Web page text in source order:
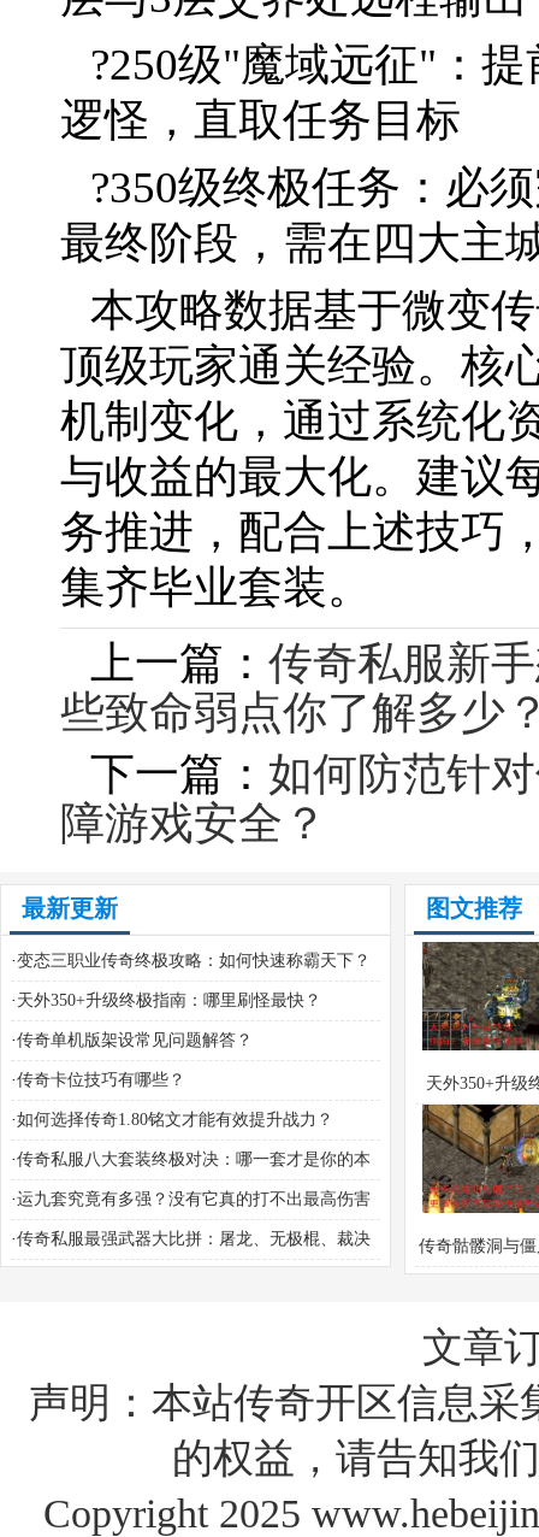
?250级"魔域远征"：
逻怪，直取任务目标
?350级终极任务：必
最终阶段，需在四大主
本攻略数据基于微变
顶级玩家通关经验。核
机制变化，通过系统化
与收益的最大化。建议
务推进，配合上述技巧
集齐毕业套装。
上一篇： 传奇私服新
些致命弱点你了解多少
下一篇： 如何防范针
障游戏安全？
最新更新
·变态三职业传奇终极攻略：如何快速称霸天下？
· 天外350+升级终极指南：哪里刷怪最快？
·传奇单机版架设常见问题解答？
·传奇卡位技巧有哪些？
·如何选择传奇1.80铭文才能有效提升战力？
·传奇私服八大套装终极对决：哪一套才是你的本
命神装？
·运九套究竟有多强？没有它真的打不出最高伤害
吗？
·传奇私服最强武器大比拼：屠龙、无极棍、裁决
图文推荐
天外350+升级
南：哪里刷怪
传奇骷髅洞与
速升级？
文章
声明：本站传奇开区信息
的权益，请告知我
Copyright 2025